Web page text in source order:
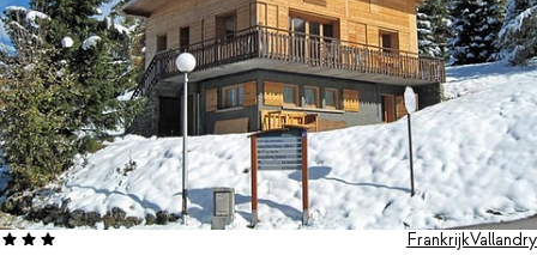
FrankrijkVallandry